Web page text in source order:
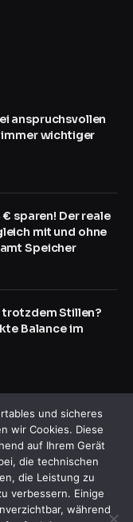
anspruchsvollen
wichtiger
sparen! Der reale
mit und ohne
Speicher
trotzdem Stillen?
Balance im
Pinterest
und sicheres
wir Cookies. Diese
auf Ihrem Gerät
die technischen
die Leistung zu
verbessern. Einige
während